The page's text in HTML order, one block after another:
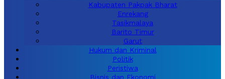
Kabupaten Pakpak Bharat
Enrekang
Tasikmalaya
Barito Timur
Garut
Hukum dan Kriminal
Politik
Peristiwa
Bisnis dan Ekonomi